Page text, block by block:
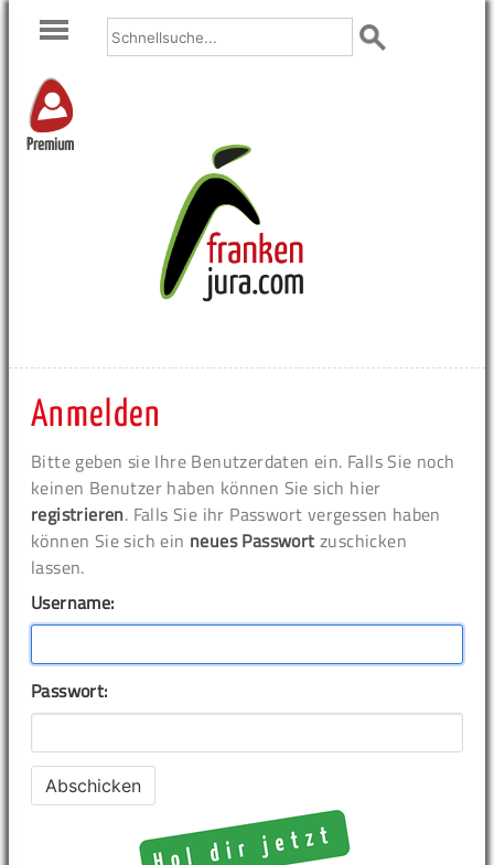
Premium
Anmelden
Bitte geben sie Ihre Benutzerdaten ein. Falls Sie noch
keinen Benutzer haben können Sie sich hier
registrieren. Falls Sie ihr Passwort vergessen haben
können Sie sich ein neues Passwort zuschicken
lassen.
Username:
Passwort: